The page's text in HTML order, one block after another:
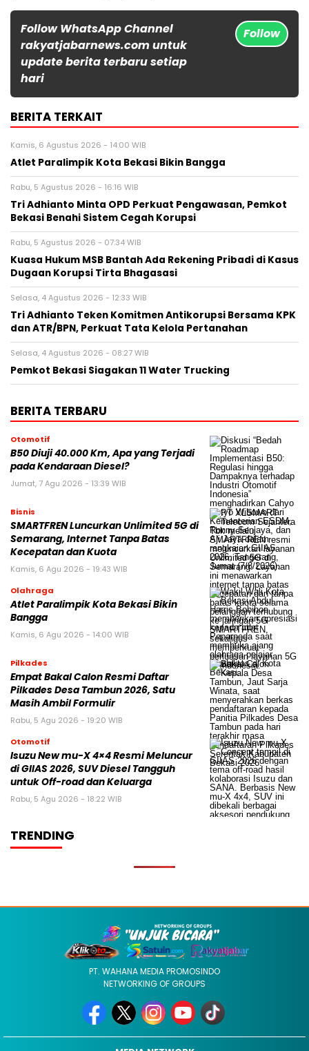
Follow WhatsApp Channel
rakyatjabarnews.com untuk
update berita terbaru setiap
hari
Follow
BERITA TERKAIT
Kamis, 6 Agustus 2026 - 14:00 WIB
Atlet Paralimpik Kota Bekasi Bikin Bangga
Rabu, 5 Agustus 2026 - 16:16 WIB
Tri Adhianto Minta OPD Perkuat Pengawasan, Pemkot
Bekasi Benahi Sistem Cegah Korupsi
Rabu, 5 Agustus 2026 - 07:34 WIB
Kuasa Hukum MSB Bantah Ada Rekening Pribadi di Kasus
Dugaan Korupsi Tirta Bhagasasi
Selasa, 4 Agustus 2026 - 12:33 WIB
Tri Adhianto Teken Komitmen Antikorupsi Bersama KPK
dan ATR/BPN, Perkuat Tata Kelola Pertanahan
Selasa, 4 Agustus 2026 - 08:27 WIB
Pemkot Bekasi Siagakan 11 Water Trucking
BERITA TERBARU
Otomotif
B50 Diuji 40.000 Km, Apa yang Terjadi
pada Kendaraan Diesel?
Jumat, 7 Agu 2026 - 13:39 WIB
Bisnis
SMARTFREN Luncurkan Unlimited 5G di
Semarang, Internet Tanpa Batas
Kecepatan dan Kuota
Kamis, 6 Agu 2026 - 19:43 WIB
Olahraga
Atlet Paralimpik Kota Bekasi Bikin
Bangga
Kamis, 6 Agu 2026 - 14:00 WIB
Pilkades
Empat Bakal Calon Resmi Daftar
Pilkades Desa Tambun 2026, Satu
Masih Ambil Formulir
Rabu, 5 Agu 2026 - 19:20 WIB
Otomotif
Isuzu New mu-X 4×4 Resmi Meluncur
di GIIAS 2026, SUV Diesel Tangguh
untuk Off-road dan Keluarga
Rabu, 5 Agu 2026 - 18:22 WIB
TRENDING
PT. WAHANA MEDIA PROMOSINDO
NETWORKING OF GROUPS